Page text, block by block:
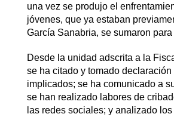
una vez se produjo el
jóvenes, que ya estaban
García Sanabria, se sumaron
Desde la unidad adscrita a la
se ha citado y tomado declaración
implicados; se ha comunicado a
se han realizado labores de
las redes sociales; y analizado